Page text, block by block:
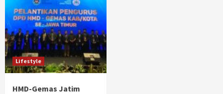
Lifestyle
HMD-Gemas Jatim